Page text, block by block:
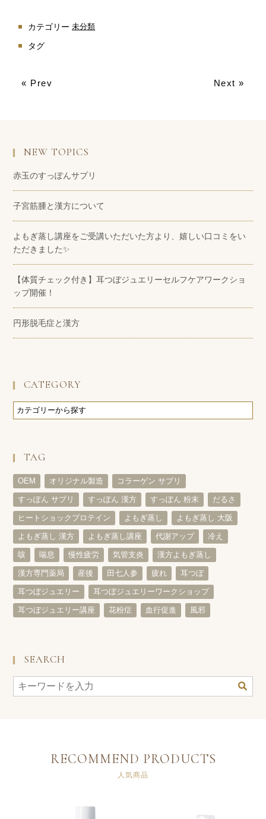
カテゴリー 未分類
タグ
« Prev Next »
NEW TOPICS
赤玉のすっぽんサプリ
子宮筋腫と漢方について
よもぎ蒸し講座をご受講いただいた方より、嬉しい口コミをい
ただきました✨
【体質チェック付き】耳つぼジュエリーセルフケアワークショ
ップ開催！
円形脱毛症と漢方
CATEGORY
TAG
OEM オリジナル製造 コラーゲン サプリ
すっぽん サプリ すっぽん 漢方 すっぽん 粉末 だるさ
ヒートショックプロテイン よもぎ蒸し よもぎ蒸し 大阪
よもぎ蒸し 漢方 よもぎ蒸し講座 代謝アップ 冷え
咳 喘息 慢性疲労 気管支炎 漢方よもぎ蒸し
漢方専門薬局 産後 田七人参 疲れ 耳つぼ
耳つぼジュエリー 耳つぼジュエリーワークショップ
耳つぼジュエリー講座 花粉症 血行促進 風邪
SEARCH
RECOMMEND PRODUCTS
人気商品